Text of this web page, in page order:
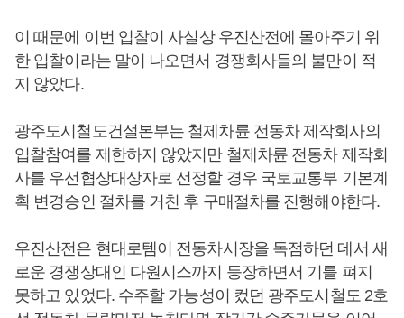
이 때문에 이번 입찰이 사실상 우진산전에 몰아주기 위
한 입찰이라는 말이 나오면서 경쟁회사들의 불만이 적
지 않았다.
광주도시철도건설본부는 철제차륜 전동차 제작회사의
입찰참여를 제한하지 않았지만 철제차륜 전동차 제작회
사를 우선협상대상자로 선정할 경우 국토교통부 기본계
획 변경승인 절차를 거친 후 구매절차를 진행해야한다.
우진산전은 현대로템이 전동차시장을 독점하던 데서 새
로운 경쟁상대인 다원시스까지 등장하면서 기를 펴지
못하고 있었다. 수주할 가능성이 컸던 광주도시철도 2호